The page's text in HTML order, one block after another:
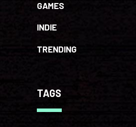
GAMES
INDIE
TRENDING
TAGS